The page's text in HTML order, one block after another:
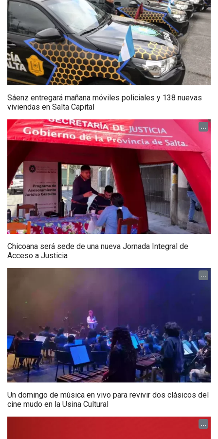
Sáenz entregará mañana móviles policiales y 138 nuevas
viviendas en Salta Capital
...
Chicoana será sede de una nueva Jornada Integral de
Acceso a Justicia
...
Un domingo de música en vivo para revivir dos clásicos del
cine mudo en la Usina Cultural
...